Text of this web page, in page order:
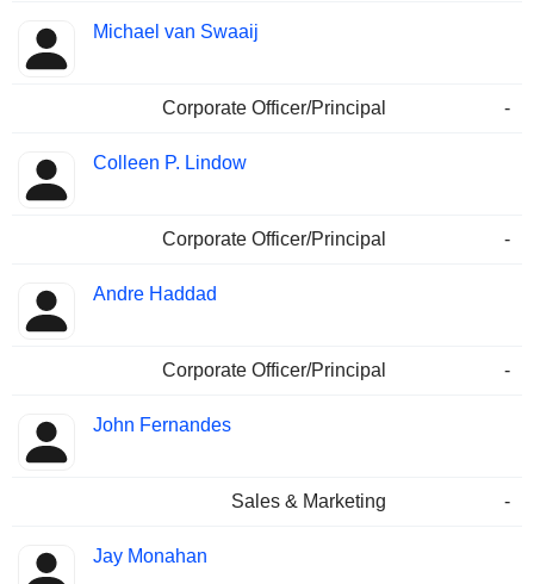
Michael van Swaaij
Corporate Officer/Principal -
Colleen P. Lindow
Corporate Officer/Principal -
Andre Haddad
Corporate Officer/Principal -
John Fernandes
Sales & Marketing -
Jay Monahan